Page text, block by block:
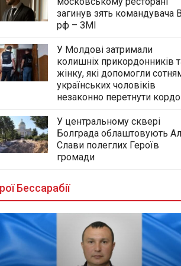
загинув зять командувача
рф – ЗМІ
У Молдові затримали
колишніх прикордонників
жінку, які допомогли
українських чоловіків
незаконно перетнути
У центральному сквері
Болграда облаштовують
Слави полеглих Героїв
громади
Бессарабії